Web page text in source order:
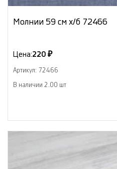
Молнии 59 см х/б 72466
Цена:220 ₽
Артикул: 72466
В наличии 2.00 шт